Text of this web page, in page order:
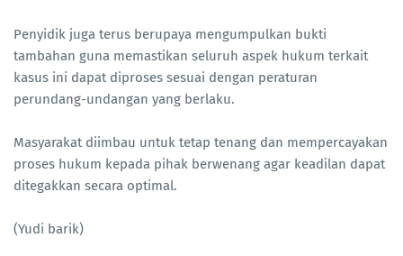
Penyidik juga terus berupaya mengumpulkan bukti
tambahan guna memastikan seluruh aspek hukum terkait
kasus ini dapat diproses sesuai dengan peraturan
perundang-undangan yang berlaku.
Masyarakat diimbau untuk tetap tenang dan mempercayakan
proses hukum kepada pihak berwenang agar keadilan dapat
ditegakkan secara optimal.
(Yudi barik)